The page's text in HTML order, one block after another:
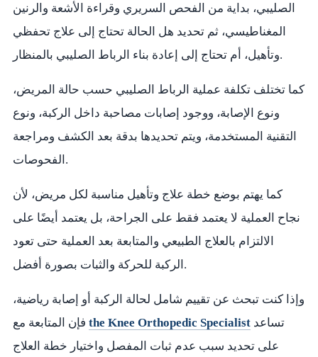
الصليبي، بداية من الفحص السريري وقراءة الأشعة والرنين
المغناطيسي، ثم تحديد هل الحالة تحتاج إلى علاج تحفظي
وتأهيل، أم تحتاج إلى إعادة بناء الرباط الصليبي بالمنظار.
كما تختلف تكلفة عملية الرباط الصليبي حسب حالة المريض،
ونوع الإصابة، ووجود إصابات مصاحبة داخل الركبة، ونوع
التقنية المستخدمة، ويتم تحديدها بدقة بعد الكشف ومراجعة
الفحوصات.
كما يهتم بوضع خطة علاج وتأهيل مناسبة لكل مريض، لأن
نجاح العملية لا يعتمد فقط على الجراحة، بل يعتمد أيضًا على
الالتزام بالعلاج الطبيعي والمتابعة بعد العملية حتى تعود
الركبة للحركة والثبات بصورة أفضل.
وإذا كنت تبحث عن تقييم شامل لحالة الركبة أو إصابة رياضية،
the Knee Orthopedic Specialist
على تحديد سبب عدم ثبات المفصل واختيار خطة العلاج